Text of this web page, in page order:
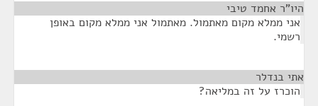
היו"ר אחמד טיבי
אני ממלא מקום מאתמול. מאתמול אני ממלא מקום באופן
רשמי.
אתי בנדלר
הוכרז על זה במליאה?